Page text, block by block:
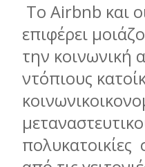
Το Airbnb και
επιφέρει
την κοινωνική
ντόπιους
πολυκατοικίες